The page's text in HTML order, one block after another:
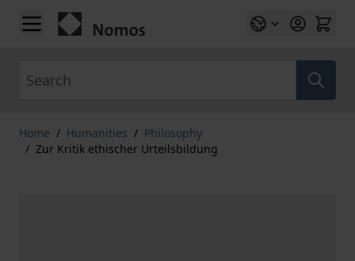
Skip to Content
Home / Humanities / Philosophy
/ Zur Kritik ethischer Urteilsbildung